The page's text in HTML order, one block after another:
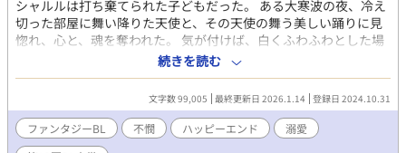
を、救えるはずがないと信じているから。 佑輝は颯真を拒み、雨
の戦場を立ち去る。 ――堕天使と悪魔。 決して交わることのない
はずの存在が出会ったとき、 滅びゆく世界に、新たな物語が幕を
シャルルは打ち棄てられた子どもだった。 ある大寒波の夜、冷え
切った部屋に舞い降りた天使と、その天使の舞う美しい踊りに見
惚れ、心と、魂を奪われた。 気が付けば、白くふわふわとした場
所にいて……。 大寒波の夜、ボクは天使サマに出会った。 すごく
きれいでステキで、見惚れていたら、心だけじゃなく、魂まで奪
われてしまったみたい。 気が付いたら、白くてふわふわしたとこ
ろにいた。 天使サマはホントは死神サマで、ボクは死んじゃった
んだって。 ごめんね、魔界にまで連れてきちゃって……とすごく
謝られたけど、ボク、ここにいたら、もう、パパに怒られたりぶ
続きを読む
文字数 99,005 最終更新日 2026.1.14 登録日 2024.10.31
ファンタジーBL 不憫 ハッピーエンド
溺愛